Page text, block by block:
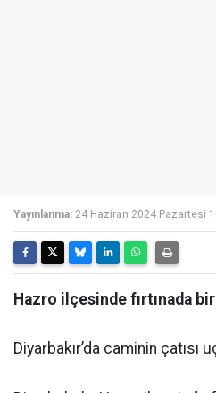
Yayınlanma: 24 Haziran 2024 Pazartesi
Hazro ilçesinde fırtınada
Diyarbakır’da caminin çatısı